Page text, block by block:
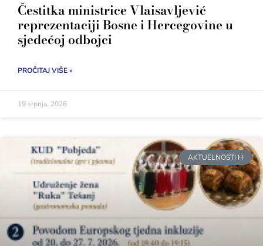
Čestitka ministrice Vlaisavljević
reprezentaciji Bosne i Hercegovine u
sjedećoj odbojci
PROČITAJ VIŠE »
19 srpnja, 2026
AKTUELNOSTI H